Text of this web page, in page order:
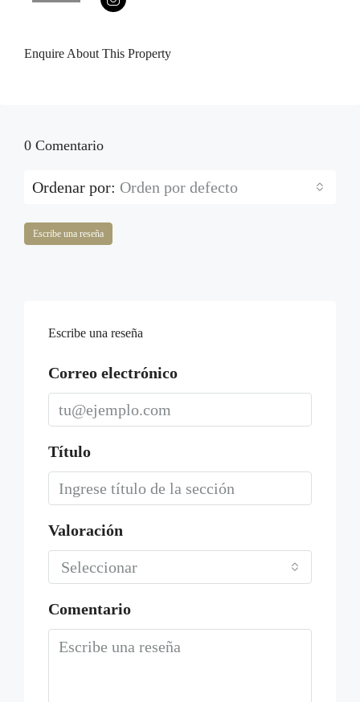
Enquire About This Property
0 Comentario
Ordenar por: Orden por defecto
Escribe una reseña
Escribe una reseña
Correo electrónico
Título
Valoración
Seleccionar
Comentario